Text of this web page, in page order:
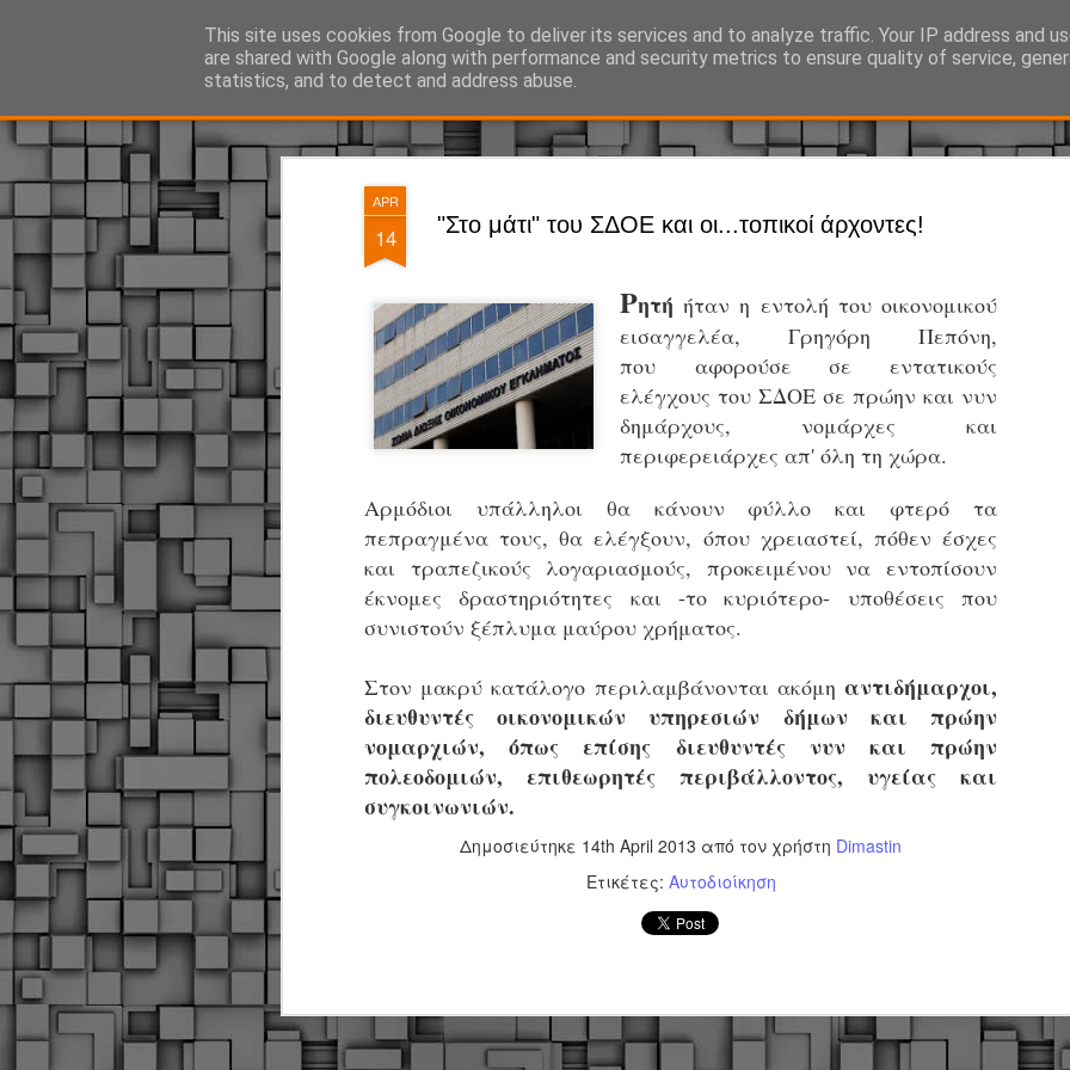
APR
14 "Στο μάτι" του ΣΔΟΕ και οι...τοπικοί άρχοντες!
Ρητή ήταν η εντολή του οικονομικού
εισαγγελέα, Γρηγόρη Πεπόνη,
που αφορούσε σε εντατικούς
ελέγχους του ΣΔΟΕ σε πρώην και νυν
δημάρχους, νομάρχες και
περιφερειάρχες απ' όλη τη χώρα.
Αρμόδιοι υπάλληλοι θα κάνουν φύλλο και φτερό τα
πεπραγμένα τους, θα ελέγξουν, όπου χρειαστεί, πόθεν έσχες
και τραπεζικούς λογαριασμούς, προκειμένου να εντοπίσουν
έκνομες δραστηριότητες και -το κυριότερο- υποθέσεις που
συνιστούν ξέπλυμα μαύρου χρήματος.
Στον μακρύ κατάλογο περιλαμβάνονται ακόμη αντιδήμαρχοι,
διευθυντές οικονομικών υπηρεσιών δήμων και πρώην
νομαρχιών, όπως επίσης διευθυντές νυν και πρώην
πολεοδομιών, επιθεωρητές περιβάλλοντος, υγείας και
συγκοινωνιών.
Δημοσιεύτηκε 14th April 2013 από τον χρήστη Dimastin
Ετικέτες: Αυτοδιοίκηση
This site uses cookies from Google to deliver its services and to analyze traffic. Your IP address and
are shared with Google along with performance and security metrics to ensure quality of service,
statistics, and to detect and address abuse.
ΔΗΜΟΤΙΚΗ ΑΣΤΥΝΟΜΙΑ, τα νέα! Ό, τι συμβαίνει γύρω από τη Δημοτική Αστυνομία, την τοπική
Ξεκινά επίσημα η
Η Δημοτική Αστυνομία
καθώς από την 1η
επιχειρησιακή
παρουσία του Δήμου
Η νέα υπηρεσία θα
εκπαιδευμένους
ήδη ολοκληρώσει την
είναι έτοιμοι να
τις περιπολίες και τις
στελεχών της υπηρεσίας.
JUN
Δήμος Κοζάνης :
Αναμνηστικά
JUN
Απολογισμός των
ελέγχων σε ιδιοκτήτες
JUN
Δημοτική Αστυνομία
Θεσσαλονίκης: Ένταση